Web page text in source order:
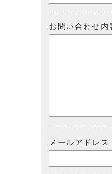
お問い合わせ内
メールアドレス